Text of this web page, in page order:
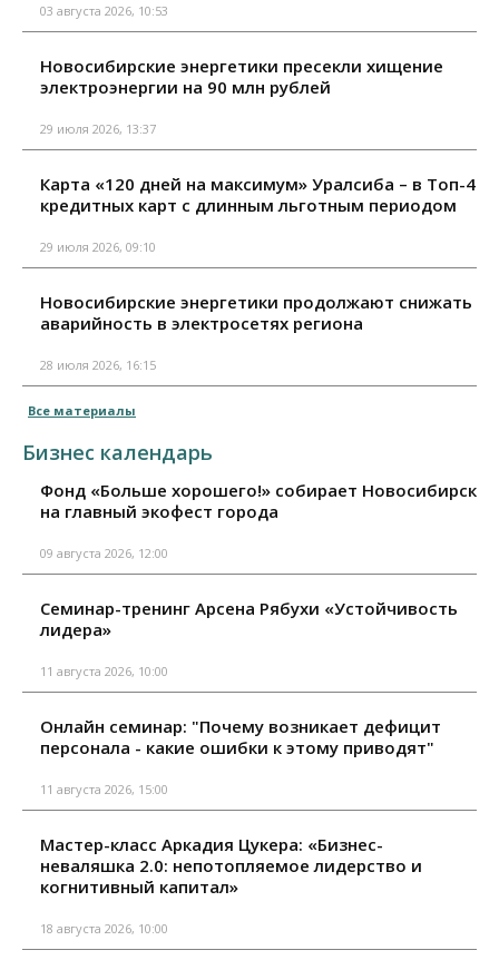
03 августа 2026, 10:53
Новосибирские энергетики пресекли хищение
электроэнергии на 90 млн рублей
29 июля 2026, 13:37
Карта «120 дней на максимум» Уралсиба – в Топ-4
кредитных карт с длинным льготным периодом
29 июля 2026, 09:10
Новосибирские энергетики продолжают снижать
аварийность в электросетях региона
28 июля 2026, 16:15
Все материалы
Бизнес календарь
Фонд «Больше хорошего!» собирает Новосибирск
на главный экофест города
09 августа 2026, 12:00
Семинар-тренинг Арсена Рябухи «Устойчивость
лидера»
11 августа 2026, 10:00
Онлайн семинар: "Почему возникает дефицит
персонала - какие ошибки к этому приводят"
11 августа 2026, 15:00
Мастер-класс Аркадия Цукера: «Бизнес-
неваляшка 2.0: непотопляемое лидерство и
когнитивный капитал»
18 августа 2026, 10:00